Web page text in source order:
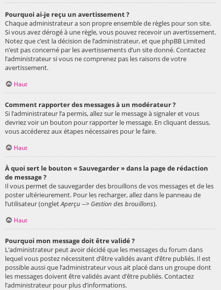
Pourquoi ai-je reçu un avertissement ?
Chaque administrateur a son propre ensemble de règles pour son site.
Si vous avez dérogé à une règle, vous pouvez recevoir un avertissement.
Notez que c’est la décision de l’administrateur, et que phpBB Limited
n’est pas concerné par les avertissements d’un site donné. Contactez
l’administrateur si vous ne comprenez pas les raisons de votre
avertissement.
Haut
Comment rapporter des messages à un modérateur ?
Si l’administrateur l’a permis, allez sur le message à signaler et vous
devriez voir un bouton pour rapporter le message. En cliquant dessus,
vous accéderez aux étapes nécessaires pour le faire.
Haut
À quoi sert le bouton « Sauvegarder » dans la page de rédaction
de message ?
Il vous permet de sauvegarder des brouillons de vos messages et de les
poster ultérieurement. Pour les recharger, allez dans le panneau de
l’utilisateur (ongletAperçu --> Gestion des brouillons).
Haut
Pourquoi mon message doit être validé ?
L’administrateur peut avoir décidé que les messages du forum dans
lequel vous postez nécessitent d’être validés avant d’être publiés. Il est
possible aussi que l’administrateur vous ait placé dans un groupe dont
les messages doivent être validés avant d’être publiés. Contactez
l’administrateur pour plus d’informations.